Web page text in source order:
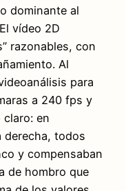
dominante al
vídeo 2D
razonables, con
Al
para
a 240 fps y
en
derecha, todos
y compensaban
de hombro que